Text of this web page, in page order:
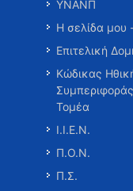
ΥΝΑΝΠ
Η σελίδα μου
Επιτελική
Κώδικας
Τομέα
Ι.Ι.Ε.Ν.
Π.Ο.Ν.
Π.Σ.